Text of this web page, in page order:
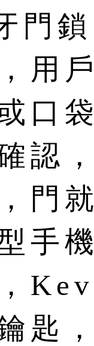
門
用
口
認
門
手
匙